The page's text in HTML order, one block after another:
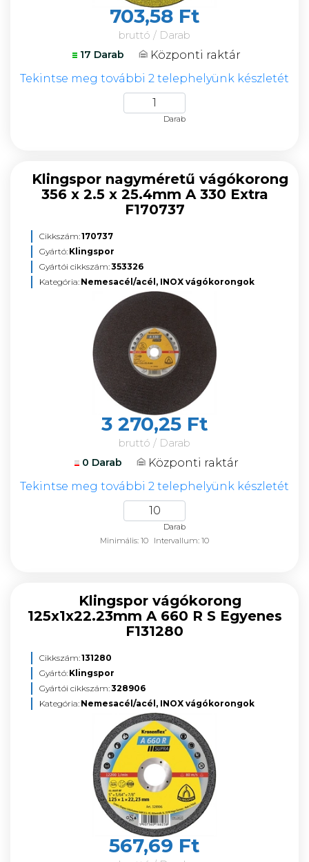
703,58 Ft
bruttó / Darab
17 Darab
Központi raktár
Tekintse meg további 2 telephelyünk készletét
Darab
Klingspor nagyméretű vágókorong
356 x 2.5 x 25.4mm A 330 Extra
F170737
Cikkszám:170737
Gyártó: Klingspor
Gyártói cikkszám:353326
Kategória: Nemesacél/acél, INOX vágókorongok
3 270,25 Ft
bruttó / Darab
0 Darab
Központi raktár
Tekintse meg további 2 telephelyünk készletét
Darab
Minimális: 10
Intervallum: 10
Klingspor vágókorong
125x1x22.23mm A 660 R S Egyenes
F131280
Cikkszám:131280
Gyártó: Klingspor
Gyártói cikkszám:328906
Kategória: Nemesacél/acél, INOX vágókorongok
567,69 Ft